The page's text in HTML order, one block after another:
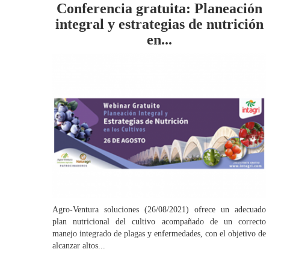
Conferencia gratuita: Planeación
integral y estrategias de nutrición
en...
Agro-Ventura soluciones (26/08/2021) ofrece un adecuado
plan nutricional del cultivo acompañado de un correcto
manejo integrado de plagas y enfermedades, con el objetivo de
alcanzar altos...